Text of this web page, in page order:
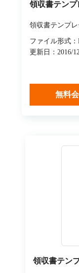
領収書テンプ
領収書テンプ
ファイル形式
更新日：2016/
無料
領収書テン